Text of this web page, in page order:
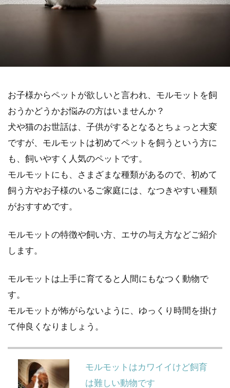
お子様からペットが欲しいと言われ、モルモットを飼
おうかどうかお悩みの方はいませんか？
犬や猫のお世話は、子供がするとなるとちょっと大変
ですが、モルモットは初めてペットを飼うという方に
も、飼いやすく人気のペットです。
モルモットにも、さまざまな種類があるので、初めて
飼う方やお子様のいるご家庭には、なつきやすい種類
がおすすめです。
モルモットの特徴や飼い方、エサの与え方などご紹介
します。
モルモットは上手に育てると人間にもなつく動物で
す。
モルモットが怖がらないように、ゆっくり時間を掛け
て仲良くなりましょう。
モルモットはカワイイけど飼育
は難しい動物です